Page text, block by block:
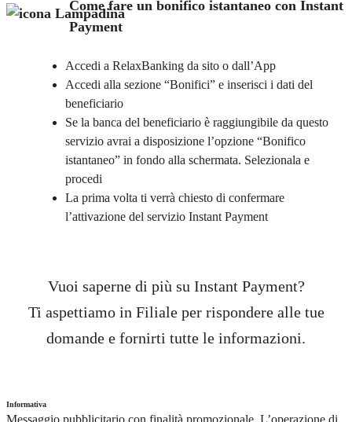
Come fare un bonifico istantaneo con Instant
Payment
Accedi a RelaxBanking da sito o dall’App
Accedi alla sezione “Bonifici” e inserisci i dati del
beneficiario
Se la banca del beneficiario è raggiungibile da questo
servizio avrai a disposizione l’opzione “Bonifico
istantaneo” in fondo alla schermata. Selezionala e
procedi
La prima volta ti verrà chiesto di confermare
l’attivazione del servizio Instant Payment
Vuoi saperne di più su Instant Payment?
Ti aspettiamo in Filiale per rispondere alle tue
domande e fornirti tutte le informazioni.
Informativa